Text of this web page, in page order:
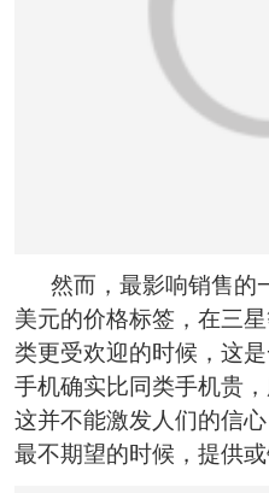
然而，最影响销售的
美元的价格标签，在三
类更受欢迎的时候，这
手机确实比同类手机贵
这并不能激发人们的信
最不期望的时候，提供